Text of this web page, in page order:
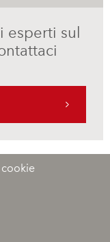
esperti sul
cookie